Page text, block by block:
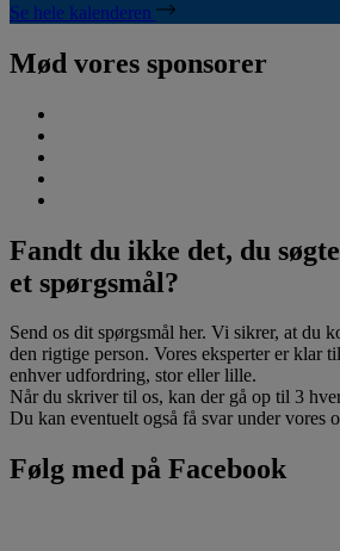
Se hele kalenderen
Mød vores sponsorer
Fandt du ikke det, du
et spørgsmål?
Send os dit spørgsmål her. Vi sikrer, at du
den rigtige person. Vores eksperter er klar
enhver udfordring, stor eller lille.
Når du skriver til os, kan der gå op til 3
Du kan eventuelt også få svar under vores
Følg med på Facebook